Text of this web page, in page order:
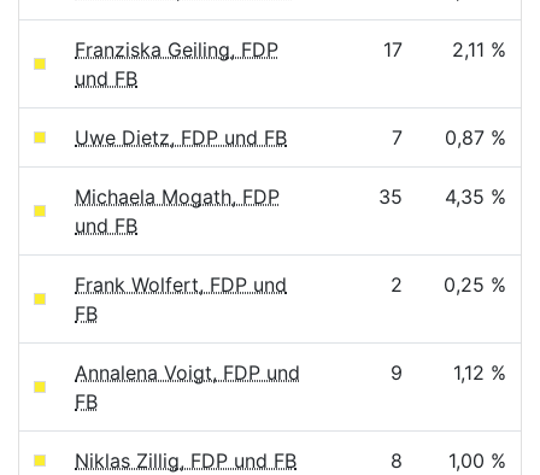
Franziska Geiling, FDP
und FB
17 2,11 %
Uwe Dietz, FDP und FB 7 0,87 %
Michaela Mogath, FDP
und FB
35 4,35 %
Frank Wolfert, FDP und
FB
2 0,25 %
Annalena Voigt, FDP und
FB
9 1,12 %
Niklas Zillig, FDP und FB 8 1,00 %